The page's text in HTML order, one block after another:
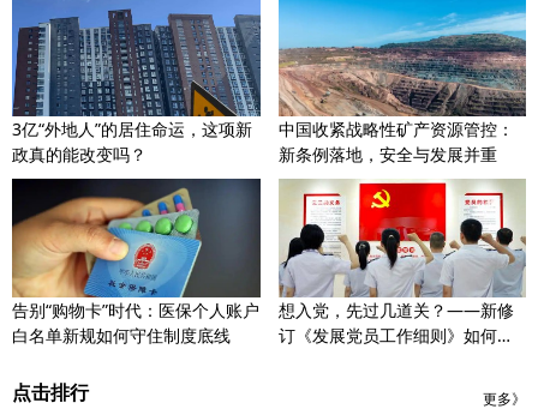
3亿“外地人”的居住命运，这项新
政真的能改变吗？
中国收紧战略性矿产资源管控：
新条例落地，安全与发展并重
告别“购物卡”时代：医保个人账户
白名单新规如何守住制度底线
想入党，先过几道关？——新修
订《发展党员工作细则》如何影
点击排行 更多》